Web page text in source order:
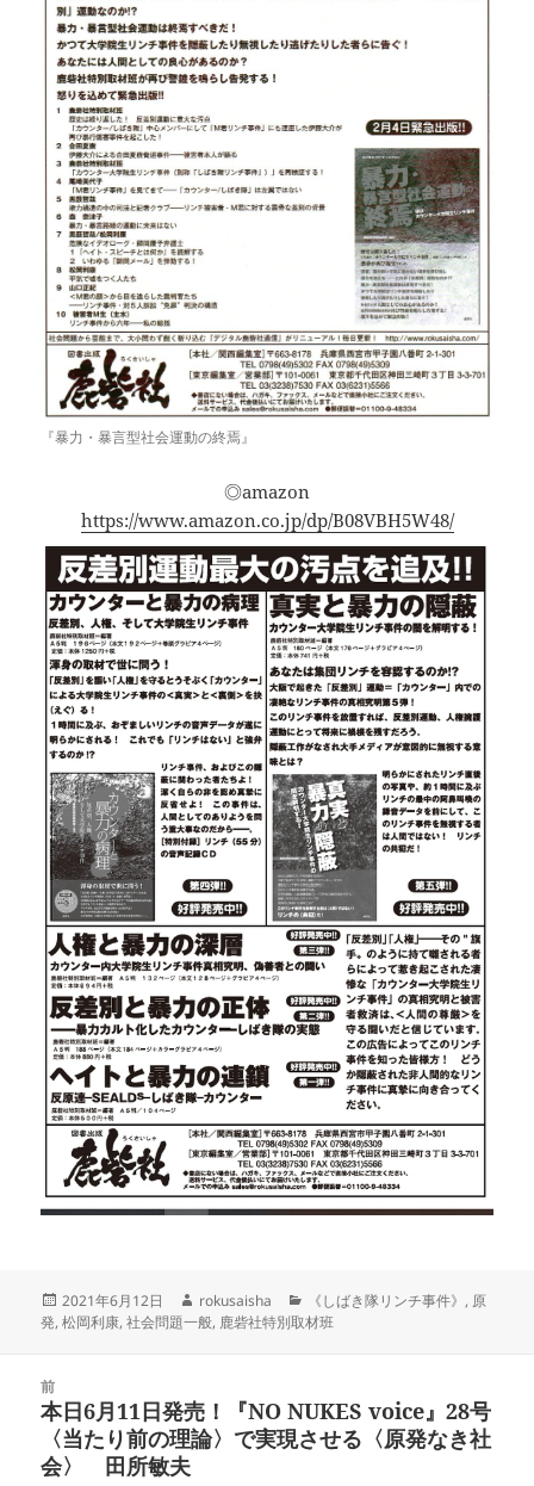
『暴力・暴言型社会運動の終焉』
◎amazon
https://www.amazon.co.jp/dp/B08VBH5W48/
投
稿
2021年6月12日
作
成
rokusaisha
カ
テ
《しばき隊リンチ事件》 , 原
発,松岡利康,社会問題一般, 鹿砦社特別取材班
前
前
の
投
本日6月11日発売！『NO NUKES voice』28号
〈当たり前の理論〉で実現させる〈原発なき社
会〉 田所敏夫